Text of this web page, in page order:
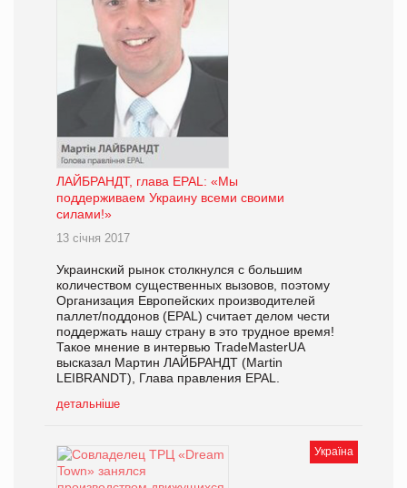
ЛАЙБРАНДТ, глава EPAL: «Мы
поддерживаем Украину всеми своими
силами!»
13 січня 2017
Украинский рынок столкнулся с большим
количеством существенных вызовов, поэтому
Организация Европейских производителей
паллет/поддонов (EPAL) считает делом чести
поддержать нашу страну в это трудное время!
Такое мнение в интервью TradeMasterUA
высказал Мартин ЛАЙБРАНДТ (Martin
LEIBRANDT), Глава правления EPAL.
детальніше
Україна